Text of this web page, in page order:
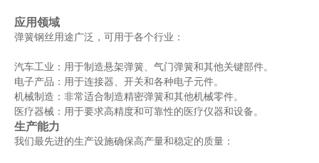
应用领域
弹簧钢丝用途广泛，可用于各个行业：
汽车工业：用于制造悬架弹簧、气门弹簧和其他关键部件。
电子产品：用于连接器、开关和各种电子元件。
机械制造：非常适合制造精密弹簧和其他机械零件。
医疗器械：用于要求高精度和可靠性的医疗仪器和设备。
生产能力
我们最先进的生产设施确保高产量和稳定的质量：